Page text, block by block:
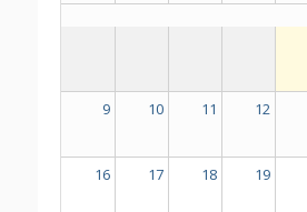
9 10 11 12
16 17 18 19